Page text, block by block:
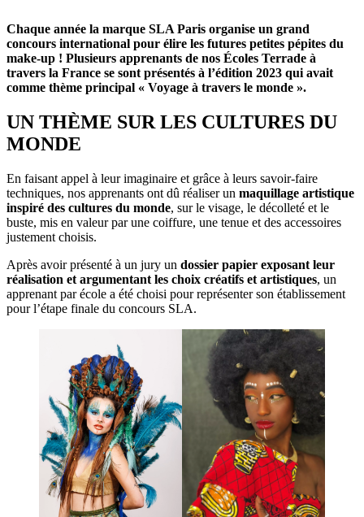
Chaque année la marque SLA Paris organise un grand
concours international pour élire les futures petites pépites du
make-up ! Plusieurs apprenants de nos Écoles Terrade à
travers la France se sont présentés à l’édition 2023 qui avait
comme thème principal « Voyage à travers le monde ».
UN THÈME SUR LES CULTURES DU
MONDE
En faisant appel à leur imaginaire et grâce à leurs savoir-faire
techniques, nos apprenants ont dû réaliser un maquillage artistique
inspiré des cultures du monde, sur le visage, le décolleté et le
buste, mis en valeur par une coiffure, une tenue et des accessoires
justement choisis.
Après avoir présenté à un jury un dossier papier exposant leur
réalisation et argumentant les choix créatifs et artistiques, un
apprenant par école a été choisi pour représenter son établissement
pour l’étape finale du concours SLA.